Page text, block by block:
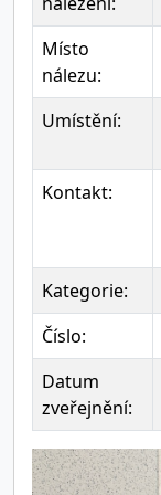
Místo
nálezu:
Umístění:
Kontakt:
Kategorie:
Číslo:
Datum
zveřejnění: